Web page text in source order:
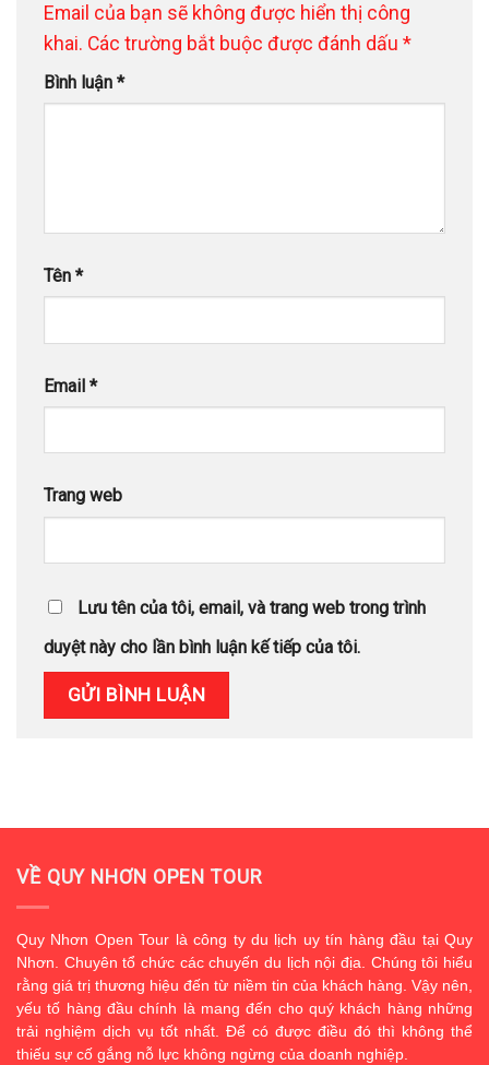
Email của bạn sẽ không được hiển thị công
khai. Các trường bắt buộc được đánh dấu *
Bình luận *
Tên *
Email *
Trang web
Lưu tên của tôi, email, và trang web trong trình
duyệt này cho lần bình luận kế tiếp của tôi.
VỀ QUY NHƠN OPEN TOUR
Quy Nhơn Open Tour là công ty du lịch uy tín hàng đầu tại Quy
Nhơn. Chuyên tổ chức các chuyến du lịch nội địa. Chúng tôi hiểu
rằng giá trị thương hiệu đến từ niềm tin của khách hàng. Vậy nên,
yếu tố hàng đầu chính là mang đến cho quý khách hàng những
trải nghiệm dịch vụ tốt nhất. Để có được điều đó thì không thể
thiếu sự cố gắng nỗ lực không ngừng của doanh nghiệp.